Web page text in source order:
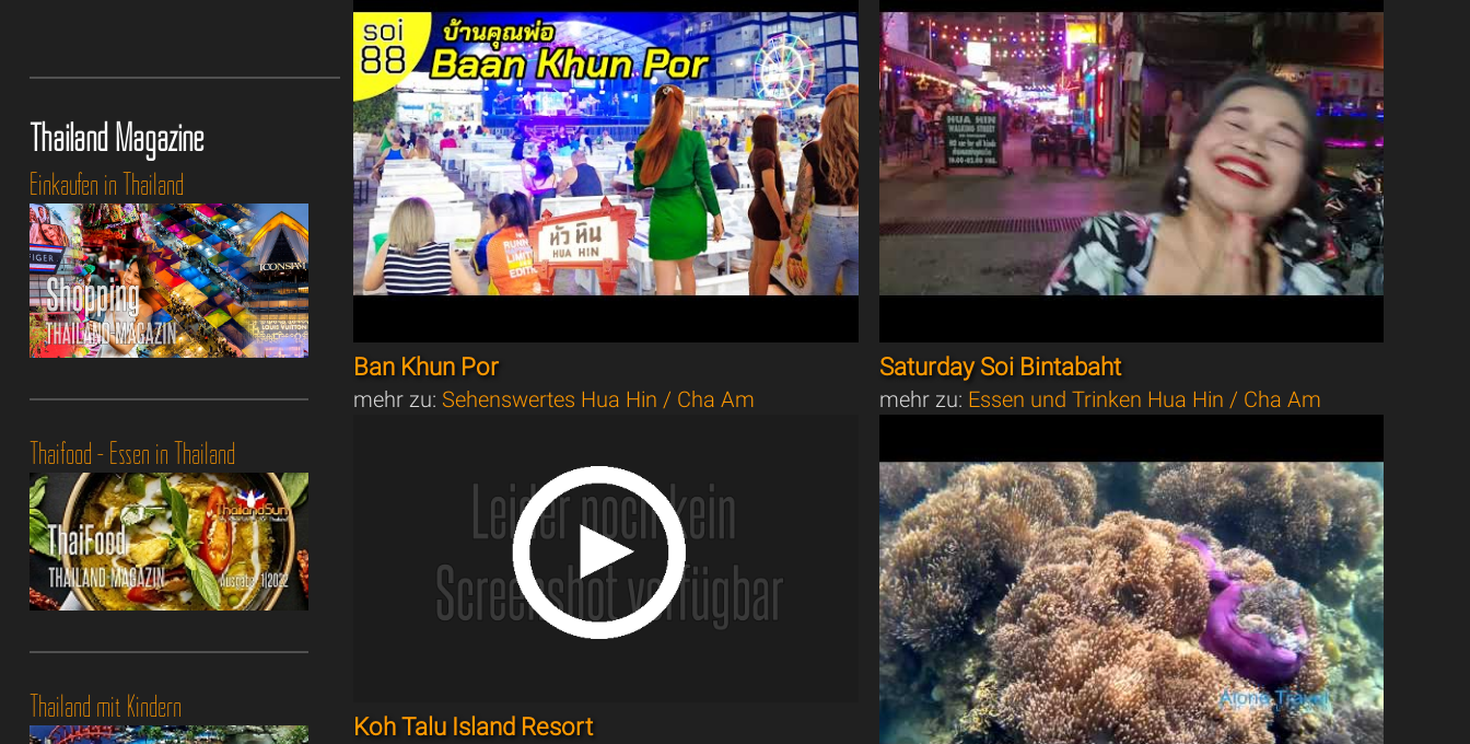
Ban Khun Por
mehr zu: Sehenswertes Hua Hin / Cha Am
Saturday Soi Bintabaht
mehr zu: Essen und Trinken Hua Hin / Cha Am
Koh Talu Island Resort
Thailand Magazine
Einkaufen in Thailand
Thaifood - Essen in Thailand
Thailand mit Kindern